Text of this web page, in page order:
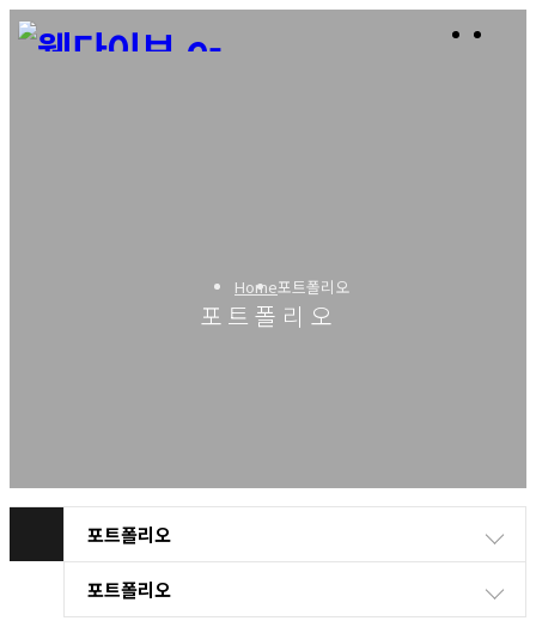
Home포트폴리오
포트폴리오
포트폴리오
포트폴리오